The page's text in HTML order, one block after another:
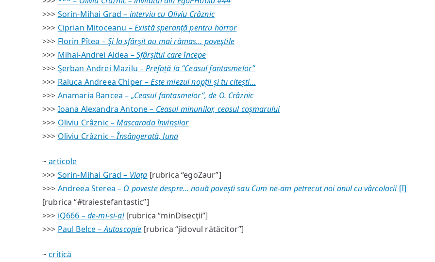
>>> Sorin-Mihai Grad – interviu cu Oliviu Crâznic
>>> Ciprian Mitoceanu –Există speranță pentru horror
>>> Florin Pîtea –Şi la sfârşit au mai rămas… poveştile
>>> Mihai-Andrei Aldea –Sfârşitul care începe
>>> Şerban Andrei Mazilu –Prefață la “Ceasul fantasmelor”
>>> Raluca Andreea Chiper –Este miezul nopții și tu citești…
>>> Anamaria Bancea – „Ceasul fantasmelor”, de O. Crâznic
>>> Ioana Alexandra Antone – Ceasul minunilor, ceasul coșmarului
>>> Oliviu Crâznic –Mascarada învinşilor
>>> Oliviu Crâznic –Însângerată, luna
~articole
>>> Sorin-Mihai Grad – Viața [rubrica “egoZaur”]
>>> Andreea Sterea – O poveste despre… nouă povești sau Cum ne-am petrecut noi anul cu vârcolacii[I]
[rubrica “#traiestefantastic”]
>>> iQ666 –de-mi-si-a![rubrica “minDisecţii”]
>>> Paul Belce –Autoscopie [rubrica “jidovul rătăcitor”]
~critică